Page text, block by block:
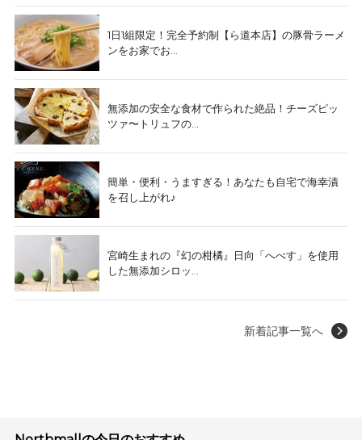
1日1組限定！完全予約制【ら道本店】の豚骨ラーメ
ンをお家でお...
無添加の安全な食材で作られた絶品！チーズピッ
ツァ〜トリュフの...
簡単・便利・うますぎる！あなたも自宅で海幸漬
を召し上がれ♪
宮崎生まれの『幻の柑橘』日向「へべす」を使用
した無添加シロッ...
新着記事一覧へ